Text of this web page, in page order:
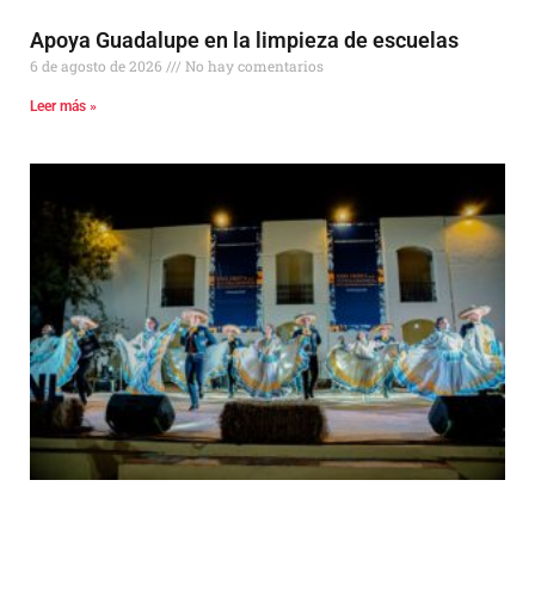
Apoya Guadalupe en la limpieza de escuelas
6 de agosto de 2026 No hay comentarios
Leer más »